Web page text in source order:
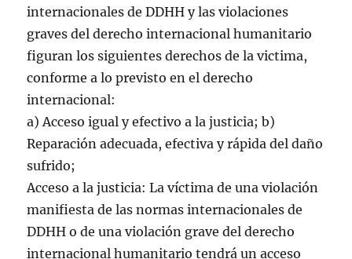
internacionales de DDHH y las violaciones
graves del derecho internacional humanitario
figuran los siguientes derechos de la victima,
conforme a lo previsto en el derecho
internacional:
a) Acceso igual y efectivo a la justicia; b)
Reparación adecuada, efectiva y rápida del daño
sufrido;
Acceso a la justicia: La víctima de una violación
manifiesta de las normas internacionales de
DDHH o de una violación grave del derecho
internacional humanitario tendrá un acceso